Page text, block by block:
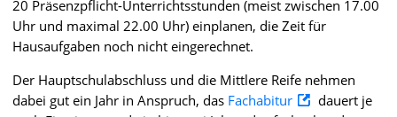
20 Präsenzpflicht-Unterrichtsstunden (meist zwischen 17.00
Uhr und maximal 22.00 Uhr) einplanen, die Zeit für
Hausaufgaben noch nicht eingerechnet.
Der Hauptschulabschluss und die Mittlere Reife nehmen
dabei gut ein Jahr in Anspruch, das Fachabitur
dauert je